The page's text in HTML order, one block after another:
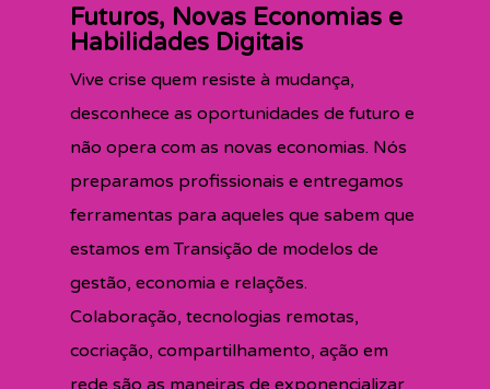
Futuros, Novas Economias e
Habilidades Digitais
Vive crise quem resiste à mudança,
desconhece as oportunidades de futuro e
não opera com as novas economias. Nós
preparamos profissionais e entregamos
ferramentas para aqueles que sabem que
estamos em Transição de modelos de
gestão, economia e relações.
Colaboração, tecnologias remotas,
cocriação, compartilhamento, ação em
rede são as maneiras de exponencializar